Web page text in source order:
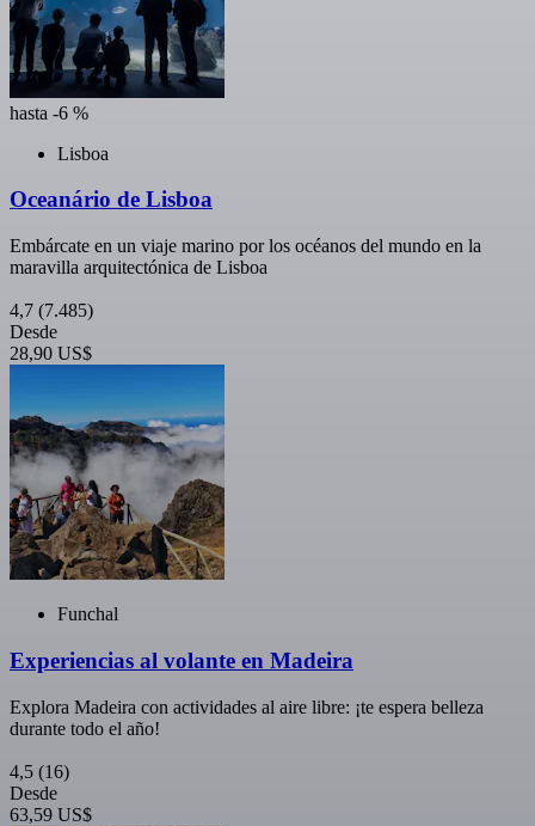
hasta -6 %
Lisboa
Oceanário de Lisboa
Embárcate en un viaje marino por los océanos del mundo en la
maravilla arquitectónica de Lisboa
4,7 (7.485)
Desde
28,90 US$
Funchal
Experiencias al volante en Madeira
Explora Madeira con actividades al aire libre: ¡te espera belleza
durante todo el año!
4,5 (16)
Desde
63,59 US$